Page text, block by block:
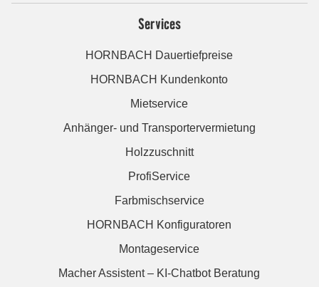
Services
HORNBACH Dauertiefpreise
HORNBACH Kundenkonto
Mietservice
Anhänger- und Transportervermietung
Holzzuschnitt
ProfiService
Farbmischservice
HORNBACH Konfiguratoren
Montageservice
Macher Assistent – KI-Chatbot Beratung